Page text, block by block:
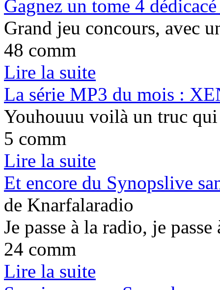
Gagnez un tome 4
Grand jeu concours, avec
48 comm
Lire la suite
La série MP3 du mois :
Youhouuu voilà un truc
5 comm
Lire la suite
Et encore du Synopslive
de Knarfalaradio
Je passe à la radio, je
24 comm
Lire la suite